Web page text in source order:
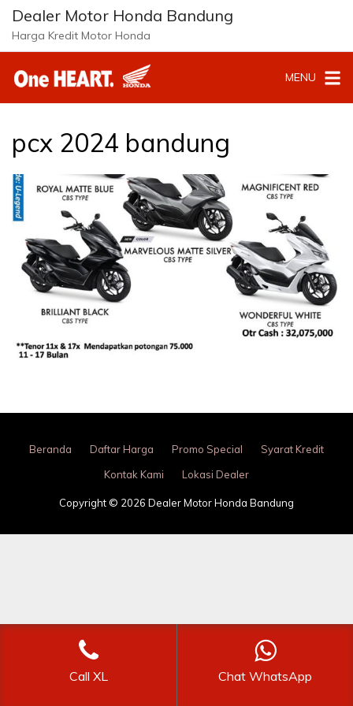
Langsung
konten
Dealer Motor Honda Bandung
Harga Kredit Motor Honda
MENU
pcx 2024 bandung
Beranda Daftar Harga Promo Special
Syarat Kredit
Kontak Kami
Lokasi Dealer
Copyright © 2026 Dealer Motor Honda Bandung
Call XL Chat WhatsApp